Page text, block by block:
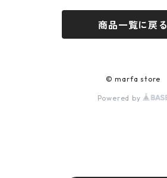
JILL PLATNER
商品一覧に戻る
© marfa store
Powered by